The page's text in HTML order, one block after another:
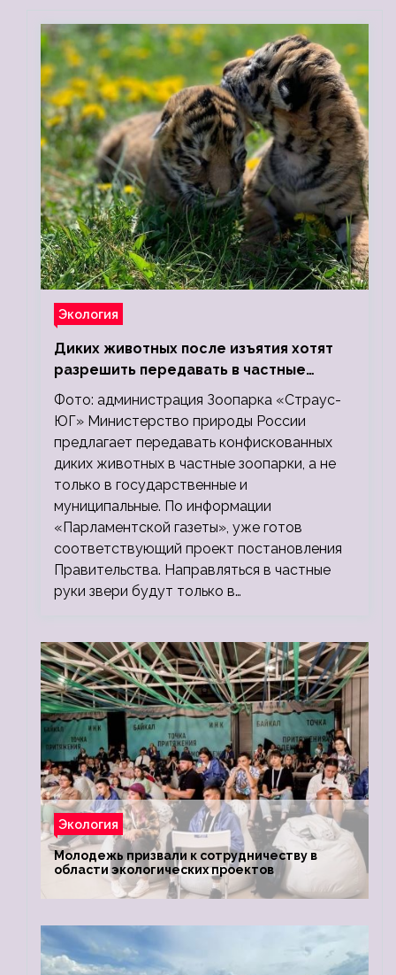
Экология
Диких животных после изъятия хотят
разрешить передавать в частные
зоопарки
Фото: администрация Зоопарка «Страус-
ЮГ» Министерство природы России
предлагает передавать конфискованных
диких животных в частные зоопарки, а не
только в государственные и
муниципальные. По информации
«Парламентской газеты», уже готов
соответствующий проект постановления
Правительства. Направляться в частные
руки звери будут только в…
Экология
Молодежь призвали к сотрудничеству в
области экологических проектов